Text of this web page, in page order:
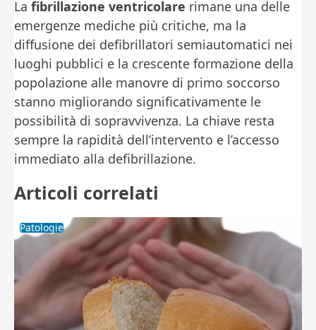
La fibrillazione ventricolare rimane una delle
emergenze mediche più critiche, ma la
diffusione dei defibrillatori semiautomatici nei
luoghi pubblici e la crescente formazione della
popolazione alle manovre di primo soccorso
stanno migliorando significativamente le
possibilità di sopravvivenza. La chiave resta
sempre la rapidità dell’intervento e l’accesso
immediato alla defibrillazione.
Articoli correlati
Patologie